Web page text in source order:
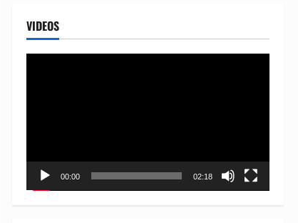
VIDEOS
00:00 02:18